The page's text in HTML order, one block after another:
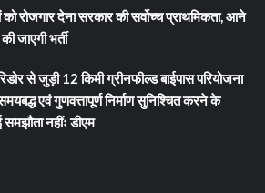
रोजगार देना सरकार की सर्वोच्च प्राथमिकता, आने
जाएगी भर्ती
से जुड़ी 12 किमी ग्रीनफील्ड बाईपास परियोजना
एवं गुणवत्तापूर्ण निर्माण सुनिश्चित करने के
समझौता नहींः डीएम